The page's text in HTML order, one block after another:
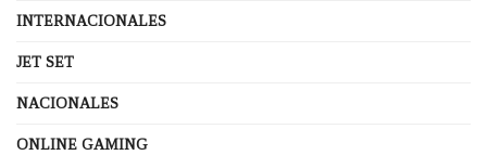
INTERNACIONALES
JET SET
NACIONALES
ONLINE GAMING